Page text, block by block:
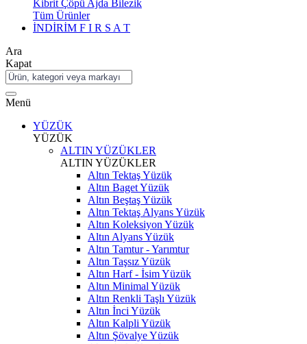
Kibrit Çöpü Ajda Bilezik
Tüm Ürünler
İNDİRİM F I R S A T
Ara
Kapat
Menü
YÜZÜK
YÜZÜK
ALTIN YÜZÜKLER
ALTIN YÜZÜKLER
Altın Tektaş Yüzük
Altın Baget Yüzük
Altın Beştaş Yüzük
Altın Tektaş Alyans Yüzük
Altın Koleksiyon Yüzük
Altın Alyans Yüzük
Altın Tamtur - Yarımtur
Altın Taşsız Yüzük
Altın Harf - İsim Yüzük
Altın Minimal Yüzük
Altın Renkli Taşlı Yüzük
Altın İnci Yüzük
Altın Kalpli Yüzük
Altın Şövalye Yüzük